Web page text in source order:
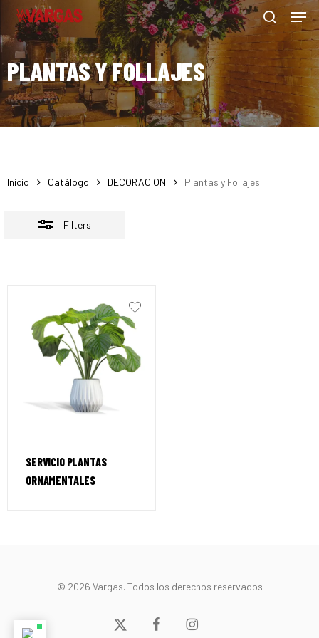
Skip
main
content
search
Menu
PLANTAS Y FOLLAJES
Inicio Catálogo DECORACION Plantas y Follajes
Filters
Close
Filters
SERVICIO PLANTAS
ORNAMENTALES
© 2026 Vargas. Todos los derechos reservados
x-
facebookinstagram
Menu